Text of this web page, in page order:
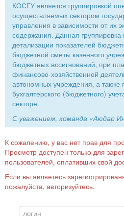
КОСГУ является группировкой
осуществляемых сектором
управления в зависимости от их
содержания. Данная
детализации показателей
бюджетной сметы казенного
бюджетных ассигнований, при
финансово-хозяйственной
автономных учреждения, а также
бухгалтерского (бюджетного)
секторе.
С уважением, команда «Аюдар
К сожалению, у вас нет прав для
Просмотр доступен только для
пользователей, оплативших свой
Если вы являетесь
пожалуйста, авторизуйтесь.